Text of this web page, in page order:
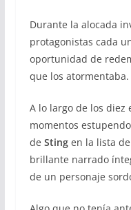
Durante la alocada
protagonistas cada
oportunidad de
que los atormentaba.
A lo largo de los diez
momentos
de Stingen la lista de
brillante narrado
de un personaje